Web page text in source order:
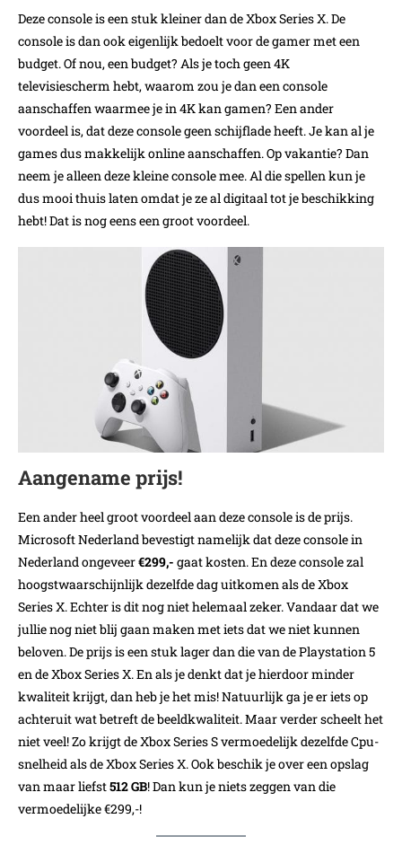
Deze console is een stuk kleiner dan de Xbox Series X. De
console is dan ook eigenlijk bedoelt voor de gamer met een
budget. Of nou, een budget? Als je toch geen 4K
televisiescherm hebt, waarom zou je dan een console
aanschaffen waarmee je in 4K kan gamen? Een ander
voordeel is, dat deze console geen schijflade heeft. Je kan al je
games dus makkelijk online aanschaffen. Op vakantie? Dan
neem je alleen deze kleine console mee. Al die spellen kun je
dus mooi thuis laten omdat je ze al digitaal tot je beschikking
hebt! Dat is nog eens een groot voordeel.
Aangename prijs!
Een ander heel groot voordeel aan deze console is de prijs.
Microsoft Nederland bevestigt namelijk dat deze console in
Nederland ongeveer€299,- gaat kosten. En deze console zal
hoogstwaarschijnlijk dezelfde dag uitkomen als de Xbox
Series X. Echter is dit nog niet helemaal zeker. Vandaar dat we
jullie nog niet blij gaan maken met iets dat we niet kunnen
beloven. De prijs is een stuk lager dan die van de Playstation 5
en de Xbox Series X. En als je denkt dat je hierdoor minder
kwaliteit krijgt, dan heb je het mis! Natuurlijk ga je er iets op
achteruit wat betreft de beeldkwaliteit. Maar verder scheelt het
niet veel! Zo krijgt de Xbox Series S vermoedelijk dezelfde Cpu-
snelheid als de Xbox Series X. Ook beschik je over een opslag
van maar liefst512 GB! Dan kun je niets zeggen van die
vermoedelijke €299,-!